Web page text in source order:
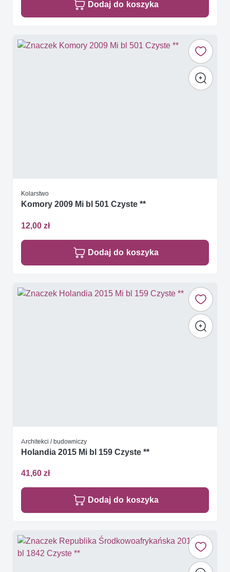
Dodaj do koszyka
Kolarstwo
Komory 2009 Mi bl 501 Czyste **
12,00 zł
Dodaj do koszyka
Architekci / budowniczy
Holandia 2015 Mi bl 159 Czyste **
41,60 zł
Dodaj do koszyka